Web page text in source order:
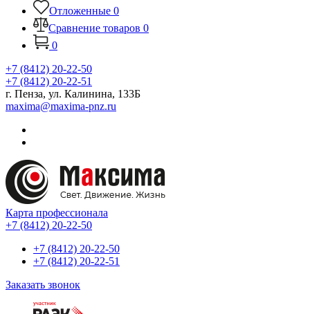
Отложенные 0
Сравнение товаров 0
0
+7 (8412) 20-22-50
+7 (8412) 20-22-51
г. Пенза, ул. Калинина, 133Б
maxima@maxima-pnz.ru
Карта профессионала
+7 (8412) 20-22-50
+7 (8412) 20-22-50
+7 (8412) 20-22-51
Заказать звонок